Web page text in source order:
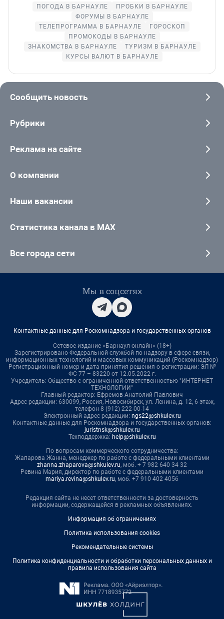
ПОГОДА В БАРНАУЛЕ
ПРОБКИ В БАРНАУЛЕ
ФОРУМЫ В БАРНАУЛЕ
ТЕЛЕПРОГРАММА В БАРНАУЛЕ
ГОРОСКОП
ПРОМОКОДЫ В БАРНАУЛЕ
ЗНАКОМСТВА В БАРНАУЛЕ
ТУРИЗМ В БАРНАУЛЕ
КУРСЫ ВАЛЮТ В БАРНАУЛЕ
Сообщить новость
Рубрики
Реклама на сайте
О компании
Наши вакансии
Статистика канала в MAX
Все города сети
Мы в соцсетях
Контактные данные для Роскомнадзора и государственных органов
Сетевое издание «Барнаул онлайн» (18+)
Зарегистрировано Федеральной службой по надзору в сфере связи,
информационных технологий и массовых коммуникаций (Роскомнадзор)
Регистрационный номер и дата принятия решения о регистрации: ЭЛ №
ФС 77 – 83220 от 12.05.2022 г.
Учредитель: Общество с ограниченной ответственностью "ИНТЕРНЕТ
ТЕХНОЛОГИИ"
Главный редактор: Ефремов Анатолий Павлович
Адрес редакции: 630099, Россия, Новосибирск, ул. Ленина, д. 12, 6 этаж,
телефон 8 (912) 222-00-14
Электронный адрес редакции: ngs22@shkulev.ru
Контактные данные для Роскомнадзора и государственных органов:
juristnsk@shkulev.ru
Техподдержка: help@shkulev.ru
По вопросам коммерческого сотрудничества:
Жапарова Жанна, менеджер по работе с федеральными клиентами
zhanna.zhaparova@shkulev.ru, моб. + 7 982 640 34 32
Ревина Мария, директор по работе с федеральными клиентами
mariya.revina@shkulev.ru, моб. +7 910 402 4056
Редакция сайта не несет ответственности за достоверность
информации, содержащейся в рекламных объявлениях.
Информация об ограничениях
Политика использования cookies
Рекомендательные системы
Политика конфиденциальности и обработки персональных данных и
правила использования сайта